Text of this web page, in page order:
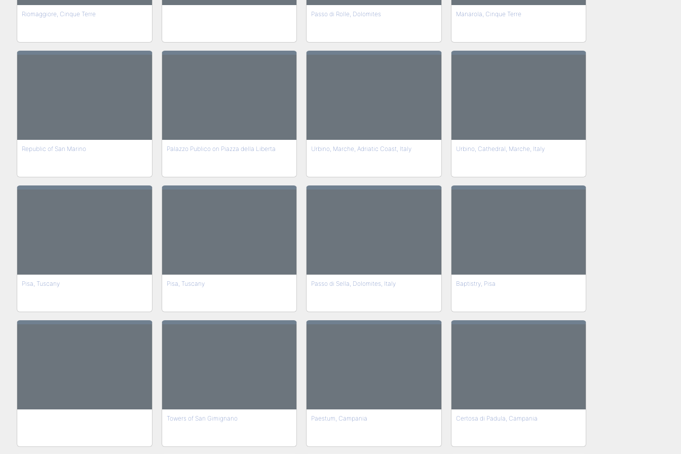
Riomaggiore, Cinque Terre Passo di Rolle, Dolomites Manarola, Cinque Terre
Republic of San Marino Palazzo Publico on Piazza della Liberta Urbino, Marche, Adriatic Coast, Italy Urbino, Cathedral, Marche, Italy
Pisa, Tuscany Pisa, Tuscany Passo di Sella, Dolomites, Italy Baptistry, Pisa
Towers of San Gimignano Paestum, Campania Certosa di Padula, Campania